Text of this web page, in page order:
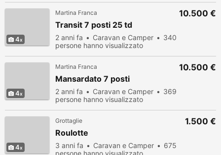
4
Martina Franca
Transit 7 posti 25 td
2 anni fa Caravan e Camper
340
persone hanno visualizzato
10.500 €
4
Martina Franca
Mansardato 7 posti
2 anni fa Caravan e Camper
369
persone hanno visualizzato
10.500 €
4
Grottaglie
Roulotte
3 anni fa Caravan e Camper
675
persone hanno visualizzato
1.500 €